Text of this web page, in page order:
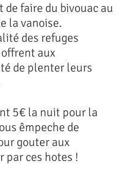
faire du bivouac au
la vanoise.
des refuges
aux
de plenter leurs
5€ la nuit pour la
êmpeche de
gouter aux
par ces hotes !